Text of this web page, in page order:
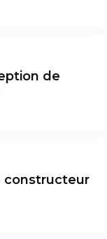
de
constructeur